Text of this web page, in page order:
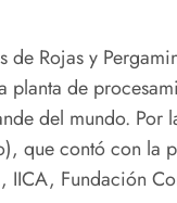
de Rojas y
de
del mundo. Por
que contó con la
IICA, Fundación